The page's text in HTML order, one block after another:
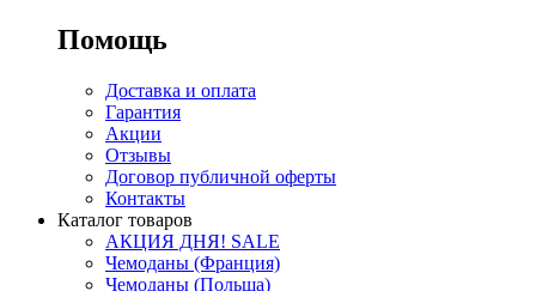
Помощь
Доставка и оплата
Гарантия
Акции
Отзывы
Договор публичной оферты
Контакты
Каталог товаров
АКЦИЯ ДНЯ! SALE
Чемоданы (Франция)
Чемоданы (Польша)